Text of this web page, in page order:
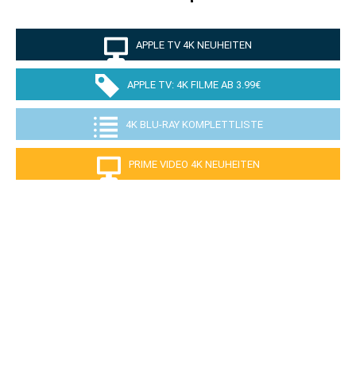
APPLE TV 4K NEUHEITEN
APPLE TV: 4K FILME AB 3.99€
4K BLU-RAY KOMPLETTLISTE
PRIME VIDEO 4K NEUHEITEN